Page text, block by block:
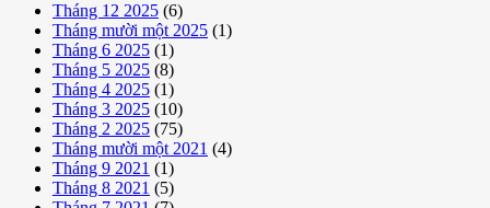
Tháng 12 2025 (6)
Tháng mười một 2025 (1)
Tháng 6 2025 (1)
Tháng 5 2025 (8)
Tháng 4 2025 (1)
Tháng 3 2025 (10)
Tháng 2 2025 (75)
Tháng mười một 2021 (4)
Tháng 9 2021 (1)
Tháng 8 2021 (5)